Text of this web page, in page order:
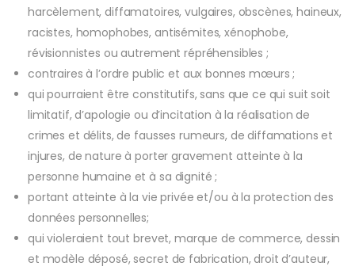
harcèlement, diffamatoires, vulgaires, obscènes, haineux,
racistes, homophobes, antisémites, xénophobe,
révisionnistes ou autrement répréhensibles ;
contraires à l’ordre public et aux bonnes mœurs ;
qui pourraient être constitutifs, sans que ce qui suit soit
limitatif, d’apologie ou d’incitation à la réalisation de
crimes et délits, de fausses rumeurs, de diffamations et
injures, de nature à porter gravement atteinte à la
personne humaine et à sa dignité ;
portant atteinte à la vie privée et/ou à la protection des
données personnelles;
qui violeraient tout brevet, marque de commerce, dessin
et modèle déposé, secret de fabrication, droit d’auteur,